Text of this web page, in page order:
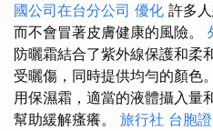
國公司在台分公司 優化 許多
而不會冒著皮膚健康的風險。
防曬霜結合了紫外線保護和柔
受曬傷，同時提供均勻的顏色
用保濕霜，適當的液體攝入量
幫助緩解瘙癢。 旅行社 台胞證